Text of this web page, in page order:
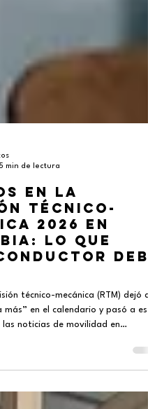
5 min de lectura
en la
técnico-
2026 en
lo que
técnico-mecánica (RTM) dejó
más” en el calendario y pasó a
de Diagnóstico Automotor